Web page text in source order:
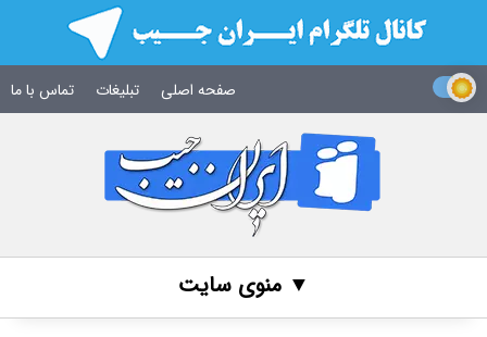
صفحه اصلی تبلیغات تماس با ما
▼ منوی سایت